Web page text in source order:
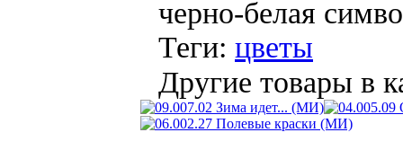
черно-белая
Теги: цветы
Другие товары в